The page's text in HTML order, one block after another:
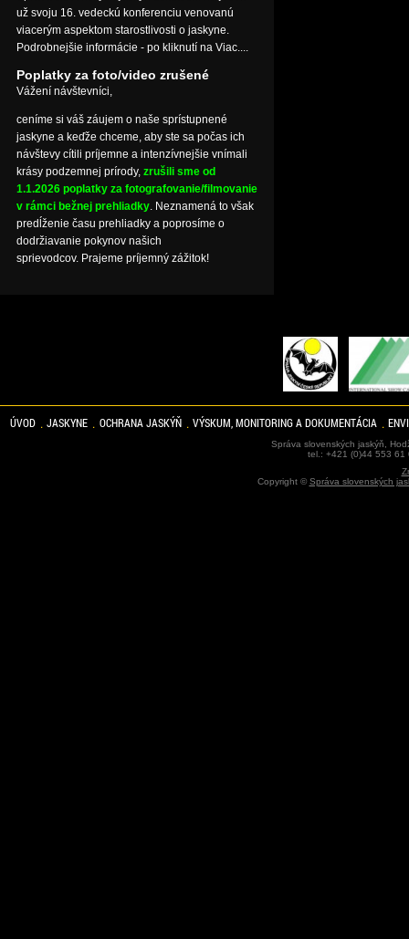
už svoju 16. vedeckú konferenciu venovanú
viacerým aspektom starostlivosti o jaskyne.
Podrobnejšie informácie - po kliknutí na Viac....
Poplatky za foto/video zrušené
Vážení návštevníci,
ceníme si váš záujem o naše sprístupnené
jaskyne a keďže chceme, aby ste sa počas ich
návštevy cítili príjemne a intenzívnejšie vnímali
krásy podzemnej prírody, zrušili sme od
1.1.2026 poplatky za fotografovanie/filmovanie
v rámci bežnej prehliadky. Neznamená to však
predĺženie času prehliadky a poprosíme o
dodržiavanie pokynov našich
sprievodcov. Prajeme príjemný zážitok!
ÚVOD JASKYNE OCHRANA JASKÝŇ VÝSKUM, MONITORING A DOKUMENTÁCIA
Správa slovenských jaskýň,
tel.: +421 (0)44 553
Copyright ©Správa slovenských